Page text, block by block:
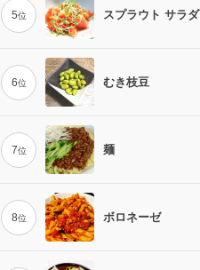
5位 スプラウト サラダ
6位 むき枝豆
7位 麺
8位 ボロネーゼ